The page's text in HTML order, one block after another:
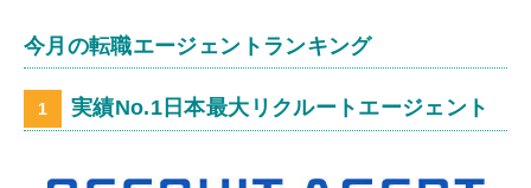
今月の転職エージェントランキング
実績No.1日本最大リクルートエージェント